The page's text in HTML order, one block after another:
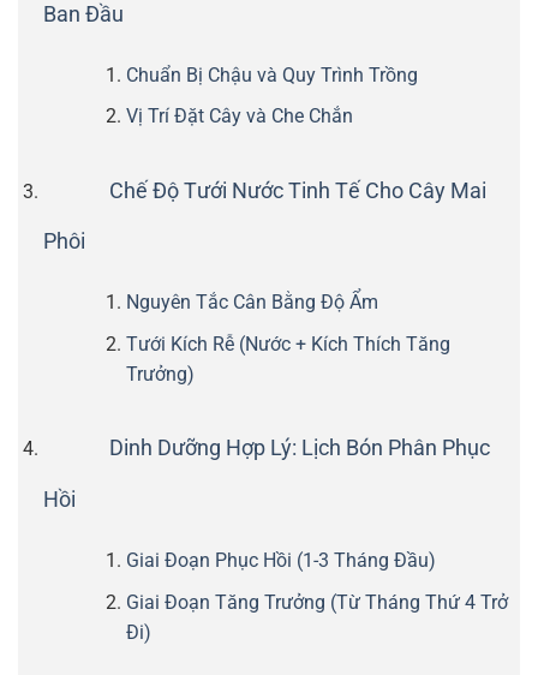
Ban Đầu
Chuẩn Bị Chậu và Quy Trình Trồng
Vị Trí Đặt Cây và Che Chắn
Chế Độ Tưới Nước Tinh Tế Cho Cây Mai
Phôi
Nguyên Tắc Cân Bằng Độ Ẩm
Tưới Kích Rễ (Nước + Kích Thích Tăng
Trưởng)
Dinh Dưỡng Hợp Lý: Lịch Bón Phân Phục
Hồi
Giai Đoạn Phục Hồi (1-3 Tháng Đầu)
Giai Đoạn Tăng Trưởng (Từ Tháng Thứ 4 Trở
Đi)